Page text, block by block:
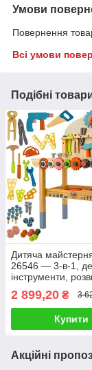
Умови
Повернення
Всі умови
Подібні
Дитяча
26546 — 3-в-1,
інструменти,
2 899,20 ₴ 3
Купити
Акційні